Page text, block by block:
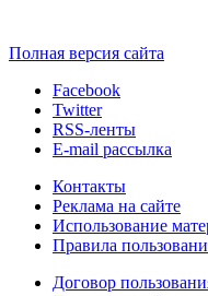
Полная версия сайта
Facebook
Twitter
RSS-ленты
E-mail рассылка
Контакты
Реклама на сайте
Использование
Правила
Договор